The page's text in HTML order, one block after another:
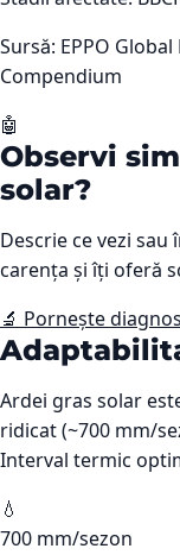
Sursă: EPPO
Compendium
🤖
Observi
solar?
Descrie ce vezi
carența și îți oferă
🔬 Pornește
Ardei gras solar
ridicat (~700 mm/
Interval termic
💧
700 mm/sezon